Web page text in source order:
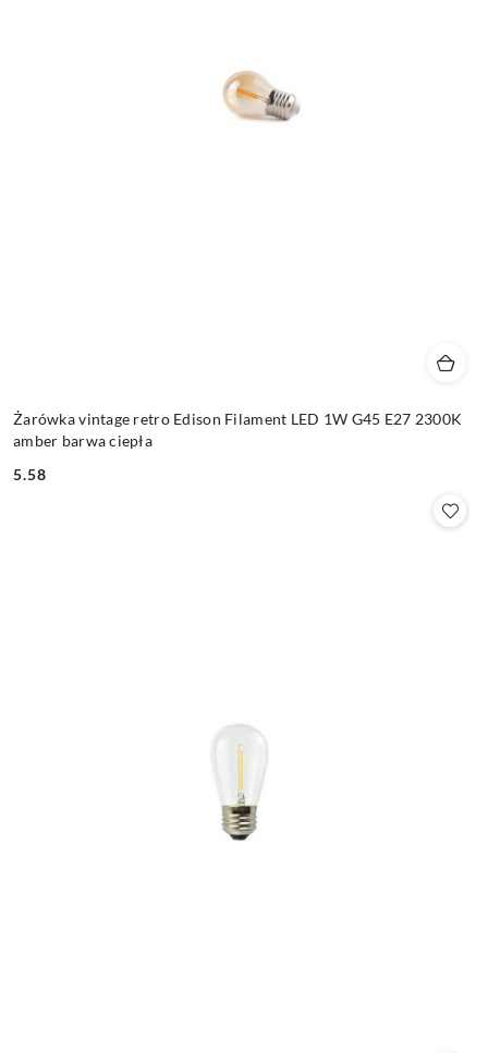
Żarówka vintage retro Edison Filament LED 1W G45 E27 2300K
amber barwa ciepła
Cena:
5.58